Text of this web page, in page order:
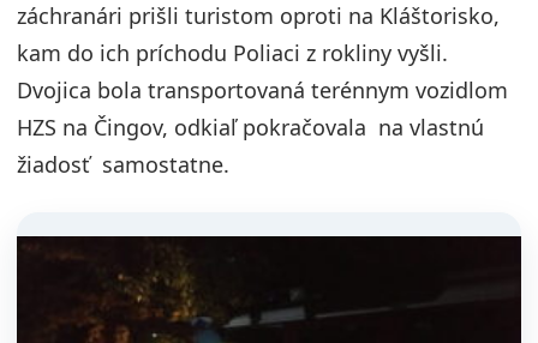
záchranári prišli turistom oproti na Kláštorisko,
kam do ich príchodu Poliaci z rokliny vyšli.
Dvojica bola transportovaná terénnym vozidlom
HZS na Čingov, odkiaľ pokračovala na vlastnú
žiadosť samostatne.